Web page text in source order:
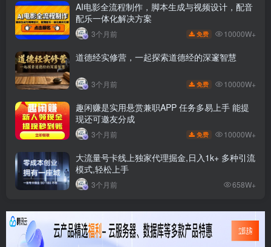
AI电影全流程制作，脚本生成与视频设计，配音
配乐一体化解决方案
3个月前 免费 10000W+
道德经实修营，一起探索道德经的深邃智慧
3个月前 免费 10000W+
趣闲赚是实用悬赏兼职APP 任务多易上手 能提
现还可邀友分成
3个月前 免费 10000W+
大流量号卡线上独家代理掘金,日入1k+ 多种引流
模式,轻松上手
3个月前 658W+